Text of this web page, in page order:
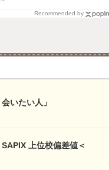
Recommended by
いたい人」
上位校偏差値＜